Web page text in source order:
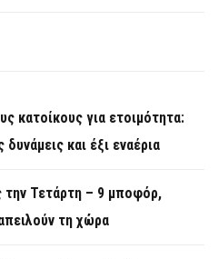
κατοίκους για ετοιμότητα:
δυνάμεις και έξι εναέρια
Τετάρτη – 9 μποφόρ,
τη χώρα